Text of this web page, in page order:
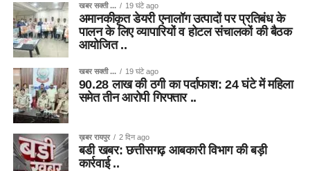
खबर सक्ती ... 19 घंटे ago
अमानकीकृत डेयरी एनालॉग उत्पादों पर प्रतिबंध के
पालन के लिए व्यापारियों व होटल संचालकों की बैठक
आयोजित ..
खबर सक्ती ... 19 घंटे ago
90.28 लाख की ठगी का पर्दाफाश: 24 घंटे में महिला
समेत तीन आरोपी गिरफ्तार ..
ख़बर रायपुर 2 दिन ago
बडी खबर: छत्तीसगढ़ आबकारी विभाग की बड़ी
कार्रवाई ..